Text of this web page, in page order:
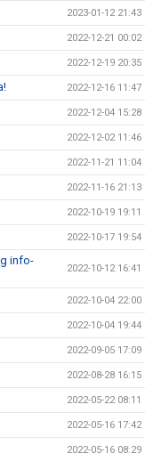
2023-01-12 21:43
2022-12-21 00:02
2022-12-19 20:35
2022-12-16 11:47
2022-12-04 15:28
2022-12-02 11:46
2022-11-21 11:04
2022-11-16 21:13
2022-10-19 19:11
2022-10-17 19:54
info-
2022-10-12 16:41
2022-10-04 22:00
2022-10-04 19:44
2022-09-05 17:09
2022-08-28 16:15
2022-05-22 08:11
2022-05-16 17:42
2022-05-16 08:29